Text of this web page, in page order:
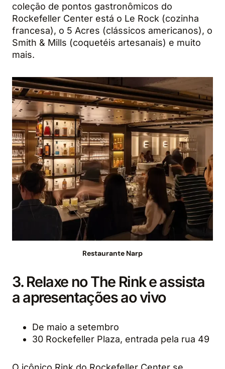
coleção de pontos gastronômicos do
Rockefeller Center está o Le Rock (cozinha
francesa), o 5 Acres (clássicos americanos), o
Smith & Mills (coquetéis artesanais) e muito
mais.
Restaurante Narp
3. Relaxe no The Rink e assista
a apresentações ao vivo
De maio a setembro
30 Rockefeller Plaza, entrada pela rua 49